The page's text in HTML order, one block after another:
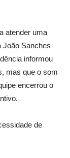
atender uma
João Sanches
informou
mas que o som
encerrou o
de